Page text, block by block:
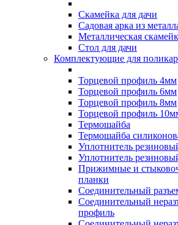
Скамейка для дачи
Садовая арка из
Металлическая
Стол для дачи
Комплектующие для
Торцевой профиль 4мм
Торцевой профиль 6мм
Торцевой профиль 8мм
Торцевой профиль
Термошайба
Термошайба
Уплотнитель
Уплотнитель
Прижимные и
планки
Соединительный
Соединительный
профиль